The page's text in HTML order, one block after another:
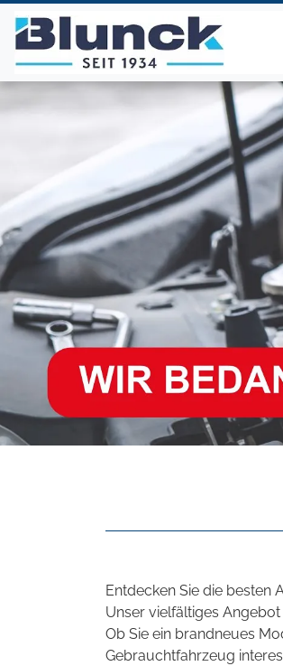
Entdecken Sie die besten
Unser vielfältiges
Ob Sie ein brandneues
Gebrauchtfahrzeug